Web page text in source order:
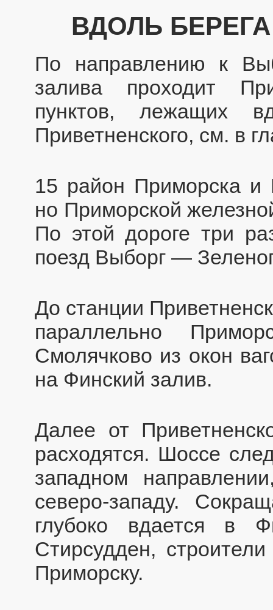
ВДОЛЬ
По направлению к
залива проходит
пунктов, лежащих
Приветненского, см. в
15 район Приморска и
но Приморской
По этой дороге три
поезд Выборг —
До станции
параллельно
Смолячково из окон
на Финский залив.
Далее от
расходятся. Шоссе
западном
северо-западу.
глубоко вдается в
Стирсудден,
Приморску.